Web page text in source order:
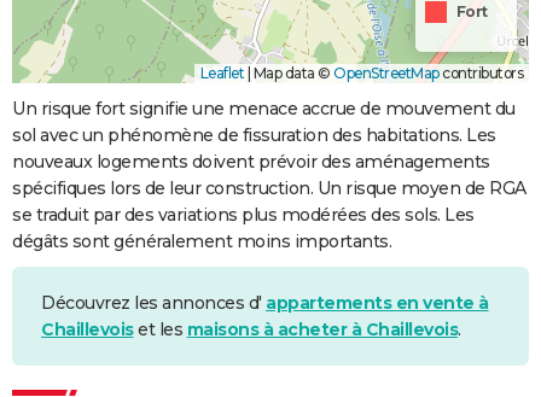
Fort
Leaflet | Map data © OpenStreetMapcontributors
Un risque fort signifie une menace accrue de mouvement du
sol avec un phénomène de fissuration des habitations. Les
nouveaux logements doivent prévoir des aménagements
spécifiques lors de leur construction. Un risque moyen de RGA
se traduit par des variations plus modérées des sols. Les
dégâts sont généralement moins importants.
Découvrez les annonces d' appartements en vente à
Chaillevoiset les maisons à acheter à Chaillevois.